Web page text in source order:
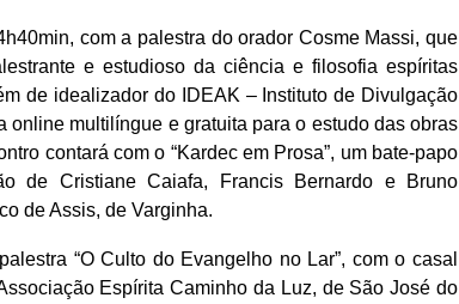
com a palestra do orador Cosme Massi, que
e estudioso da ciência e filosofia espíritas
de idealizador do IDEAK – Instituto de Divulgação
multilíngue e gratuita para o estudo das obras
contará com o “Kardec em Prosa”, um bate-papo
de Cristiane Caiafa, Francis Bernardo e Bruno
de Assis, de Varginha.
“O Culto do Evangelho no Lar”, com o casal
Espírita Caminho da Luz, de São José do